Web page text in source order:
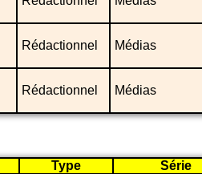
Rédactionnel Médias
Rédactionnel Médias
Type Série